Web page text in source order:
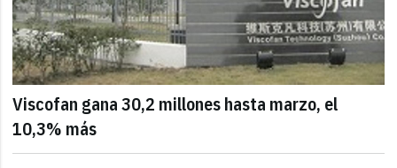
Viscofan gana 30,2 millones hasta marzo, el
10,3% más